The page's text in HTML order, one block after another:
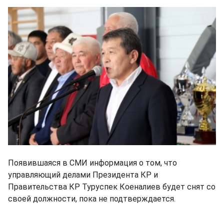
Появившаяся в СМИ информация о том, что
управляющий делами Президента КР и
Правительства КР Туруспек Коеналиев будет снят со
своей должности, пока не подтверждается.